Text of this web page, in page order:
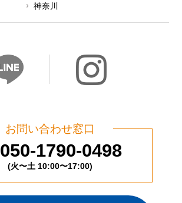
神奈川
お問い合わせ窓口
050-1790-0498
(火〜土 10:00〜17:00)